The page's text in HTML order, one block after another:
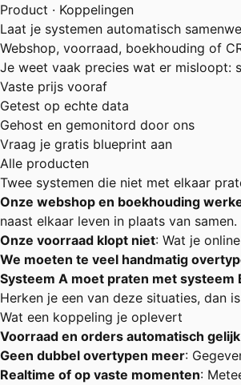
Product · Koppelingen
Laat je systemen automatisch
Webshop, voorraad, boekhouding of
Je weet vaak precies wat er misloopt:
Vaste prijs vooraf
Getest op echte data
Gehost en gemonitord door ons
Vraag je gratis blueprint aan
Alle producten
Twee systemen die niet met elkaar
Onze webshop en boekhouding
naast elkaar leven in plaats van samen.
Onze voorraad klopt niet: Wat je
We moeten te veel handmatig
Systeem A moet praten met systeem
Herken je een van deze situaties, dan
Wat een koppeling je oplevert
Voorraad en orders automatisch gelijk
Geen dubbel overtypen meer:
Realtime of op vaste momenten: